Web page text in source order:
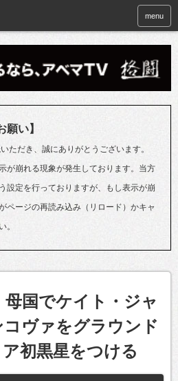
menu
願い】
ただき、誠にありがとうございます。
が崩れる現象が発生しております。当方
設定を行っておりますが、もし表示が崩
ページの再読み込み（リロード）かキャ
。
母国でケイト・ジャ
ヴァをグラウンド
初黒星をつける